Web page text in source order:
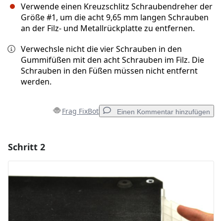
Verwende einen Kreuzschlitz Schraubendreher der
Größe #1, um die acht 9,65 mm langen Schrauben
an der Filz- und Metallrückplatte zu entfernen.
Verwechsle nicht die vier Schrauben in den
Gummifüßen mit den acht Schrauben im Filz. Die
Schrauben in den Füßen müssen nicht entfernt
werden.
Frag FixBot Einen Kommentar hinzufügen
Kommentieren
Schritt 2